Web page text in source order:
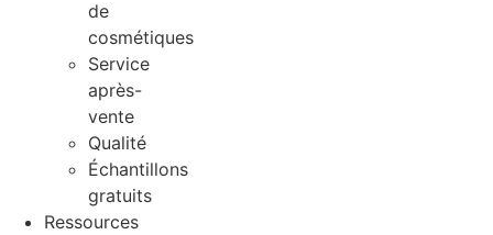
de
cosmétiques
Service
après-
vente
Qualité
Échantillons
gratuits
Ressources